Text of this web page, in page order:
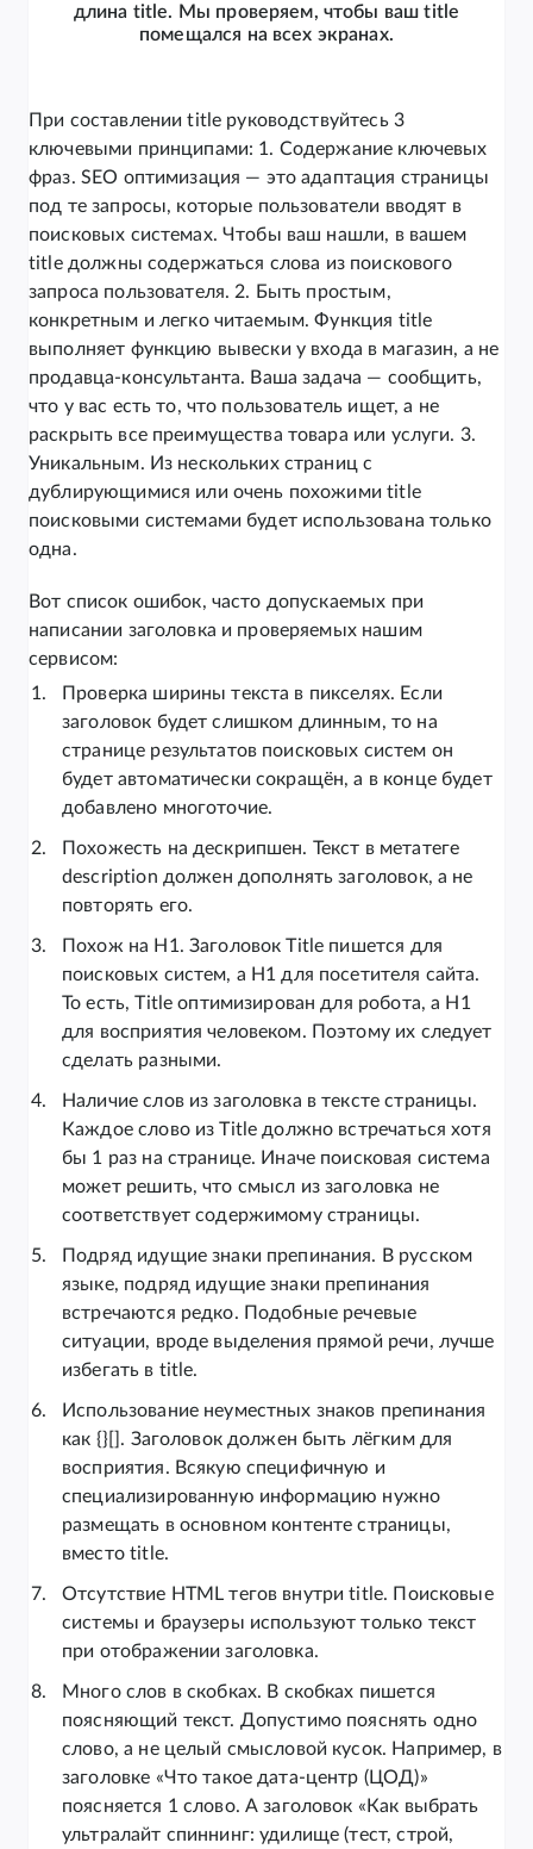
длина title. Мы проверяем, чтобы ваш title
помещался на всех экранах.
При составлении title руководствуйтесь 3
ключевыми принципами: 1. Содержание ключевых
фраз. SEO оптимизация — это адаптация страницы
под те запросы, которые пользователи вводят в
поисковых системах. Чтобы ваш нашли, в вашем
title должны содержаться слова из поискового
запроса пользователя. 2. Быть простым,
конкретным и легко читаемым. Функция title
выполняет функцию вывески у входа в магазин, а не
продавца-консультанта. Ваша задача — сообщить,
что у вас есть то, что пользователь ищет, а не
раскрыть все преимущества товара или услуги. 3.
Уникальным. Из нескольких страниц с
дублирующимися или очень похожими title
поисковыми системами будет использована только
одна.
Вот список ошибок, часто допускаемых при
написании заголовка и проверяемых нашим
сервисом:
Проверка ширины текста в пикселях. Если
заголовок будет слишком длинным, то на
странице результатов поисковых систем он
будет автоматически сокращён, а в конце будет
добавлено многоточие.
Похожесть на дескрипшен. Текст в метатеге
description должен дополнять заголовок, а не
повторять его.
Похож на H1. Заголовок Title пишется для
поисковых систем, а H1 для посетителя сайта.
То есть, Title оптимизирован для робота, а H1
для восприятия человеком. Поэтому их следует
сделать разными.
Наличие слов из заголовка в тексте страницы.
Каждое слово из Title должно встречаться хотя
бы 1 раз на странице. Иначе поисковая система
может решить, что смысл из заголовка не
соответствует содержимому страницы.
Подряд идущие знаки препинания. В русском
языке, подряд идущие знаки препинания
встречаются редко. Подобные речевые
ситуации, вроде выделения прямой речи, лучше
избегать в title.
Использование неуместных знаков препинания
как {}[]. Заголовок должен быть лёгким для
восприятия. Всякую специфичную и
специализированную информацию нужно
размещать в основном контенте страницы,
вместо title.
Отсутствие HTML тегов внутри title. Поисковые
системы и браузеры используют только текст
при отображении заголовка.
Много слов в скобках. В скобках пишется
поясняющий текст. Допустимо пояснять одно
слово, а не целый смысловой кусок. Например, в
заголовке «Что такое дата-центр (ЦОД)»
поясняется 1 слово. А заголовок «Как выбрать
ультралайт спиннинг: удилище (тест, строй,